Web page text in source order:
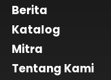
Berita
Katalog
Mitra
Tentang Kami